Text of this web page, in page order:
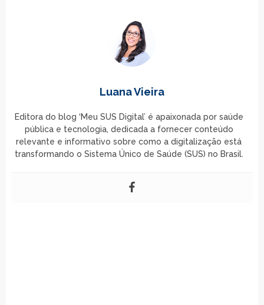
Luana Vieira
Editora do blog ‘Meu SUS Digital’ é apaixonada por saúde
pública e tecnologia, dedicada a fornecer conteúdo
relevante e informativo sobre como a digitalização está
transformando o Sistema Único de Saúde (SUS) no Brasil.